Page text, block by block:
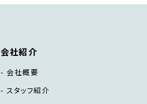
会社紹介
会社概要
スタッフ紹介